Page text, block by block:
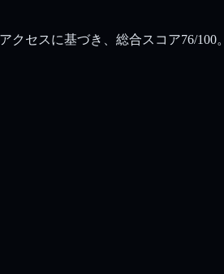
クセスに基づき、総合スコア76/100。